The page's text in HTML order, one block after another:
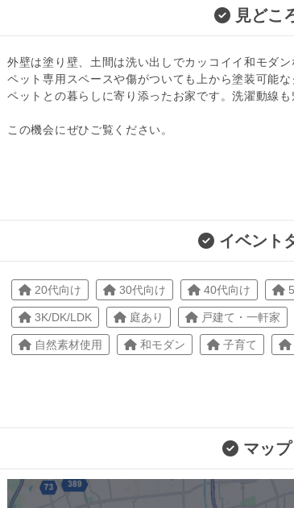
見どこ
外壁は塗り壁、土間は洗い出しでカッコイイ和モダン
ペット専用スペースや傷がついても上から塗装可能な
ペットとの暮らしに寄り添ったお家です。洗濯動線
この機会にぜひご覧ください。
イベント
20代向け 30代向け 40代向け
3K/DK/LDK 庭あり 戸建て・一軒家
自然素材使用 和モダン 子育て
マップ